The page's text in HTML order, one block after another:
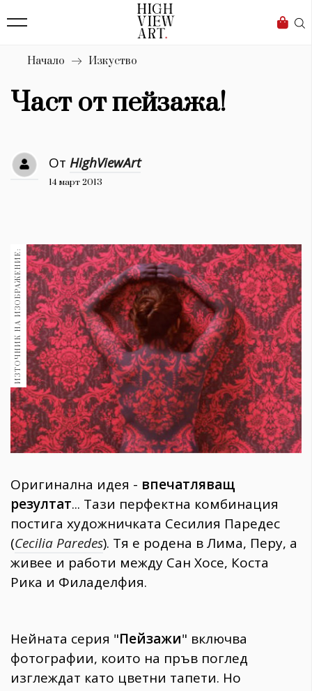
Бизнес
Мода
Dialogue
Красота
Дизайн
1272
Книги 1188
30+ 1970
Гурме 1709
Пътувай
237
Здраве 389
Gentlemen
382
Wellness
1816
Начало Изкуство
Част от пейзажа!
От HighViewArt
14 март 2013
ИЗТОЧНИК НА ИЗОБРАЖЕНИЕ:
Оригинална идея - впечатляващ
резултат... Тази перфектна комбинация
постига художничката Сесилия Паредес
(Cecilia Paredes). Тя е родена в Лима, Перу, а
живее и работи между Сан Хосе, Коста
Рика и Филаделфия.
Нейната серия "Пейзажи" включва
фотографии, които на пръв поглед
изглеждат като цветни тапети. Но